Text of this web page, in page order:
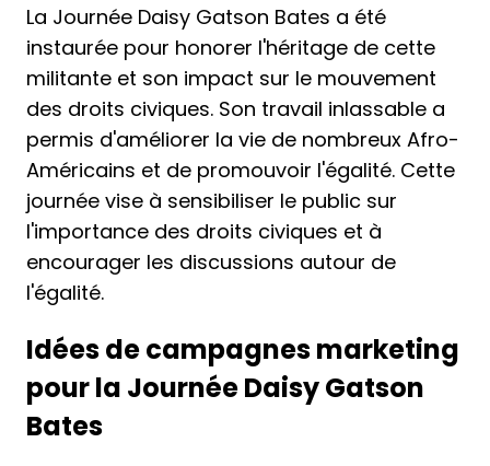
La Journée Daisy Gatson Bates a été
instaurée pour honorer l'héritage de cette
militante et son impact sur le mouvement
des droits civiques. Son travail inlassable a
permis d'améliorer la vie de nombreux Afro-
Américains et de promouvoir l'égalité. Cette
journée vise à sensibiliser le public sur
l'importance des droits civiques et à
encourager les discussions autour de
l'égalité.
Idées de campagnes marketing
pour la Journée Daisy Gatson
Bates